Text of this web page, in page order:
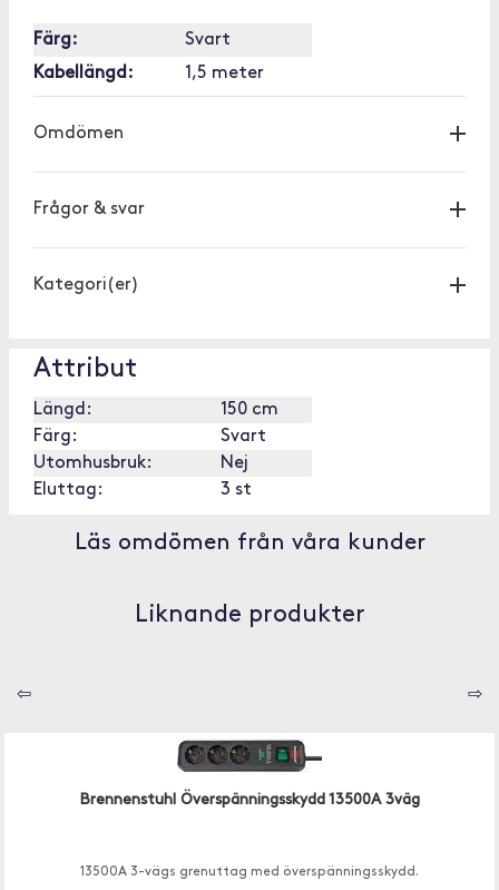
Färg:
Svart
Kabellängd:
1,5 meter
Omdömen
Frågor & svar
Kategori(er)
Attribut
Längd:
150 cm
Färg:
Svart
Utomhusbruk:
Nej
Eluttag:
3 st
Läs omdömen från våra kunder
Liknande produkter
⇦ ⇨
Brennenstuhl Överspänningsskydd 13500A 3väg
13500A 3-vägs grenuttag med överspänningsskydd.